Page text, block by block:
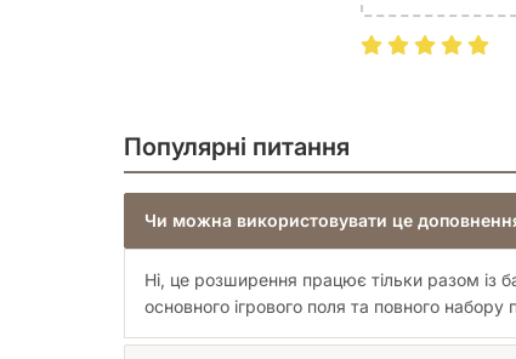
Популярні питання
Чи можна використовувати це
Ні, це розширення працює тільки разом із
основного ігрового поля та повного набору